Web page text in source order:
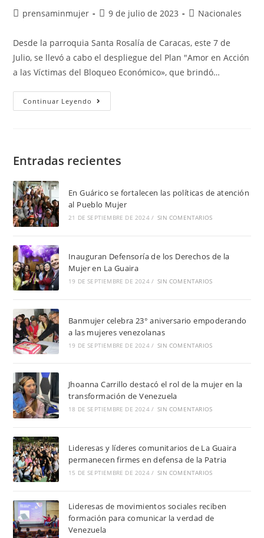
prensaminmujer 9 de julio de 2023 Nacionales
Desde la parroquia Santa Rosalía de Caracas, este 7 de
Julio, se llevó a cabo el despliegue del Plan "Amor en Acción
a las Víctimas del Bloqueo Económico», que brindó…
Continuar Leyendo
Entradas recientes
En Guárico se fortalecen las políticas de atención
al Pueblo Mujer
21 DE SEPTIEMBRE DE 2024 / SIN COMENTARIOS
Inauguran Defensoría de los Derechos de la
Mujer en La Guaira
19 DE SEPTIEMBRE DE 2024 / SIN COMENTARIOS
Banmujer celebra 23° aniversario empoderando
a las mujeres venezolanas
19 DE SEPTIEMBRE DE 2024 / SIN COMENTARIOS
Jhoanna Carrillo destacó el rol de la mujer en la
transformación de Venezuela
18 DE SEPTIEMBRE DE 2024 / SIN COMENTARIOS
Lideresas y líderes comunitarios de La Guaira
permanecen firmes en defensa de la Patria
15 DE SEPTIEMBRE DE 2024 / SIN COMENTARIOS
Lideresas de movimientos sociales reciben
formación para comunicar la verdad de
Venezuela